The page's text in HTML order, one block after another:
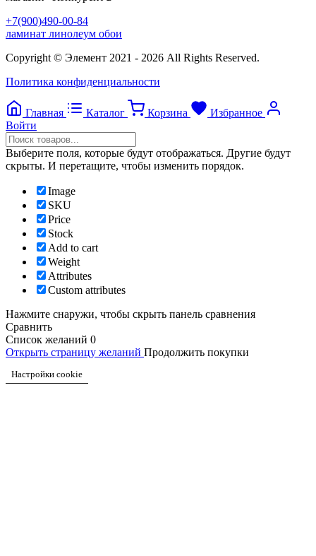
+7(900)490-00-84
ламинат линолеум обои
Copyright © Элемент 2021 - 2026 All Rights Reserved.
Политика конфиденциальности
Главная Каталог Корзина
Избранное
Войти
Выберите поля, которые будут отображаться. Другие будут
скрыты. И перетащите, чтобы изменить порядок.
Image
SKU
Price
Stock
Add to cart
Weight
Attributes
Custom attributes
Нажмите снаружи, чтобы скрыть панель сравнения
Сравнить
Список желаний 0
Открыть страницу желаний Продолжить покупки
Настройки cookie